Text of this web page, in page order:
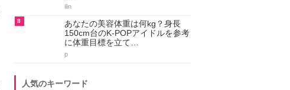
ilin
8
あなたの美容体重は何kg？身長
150cm台のK-POPアイドルを参考
に体重目標を立て…
p
人気のキーワード